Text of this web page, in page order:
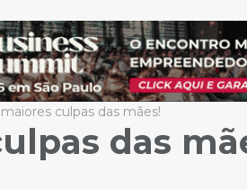
culpas das mães!
das